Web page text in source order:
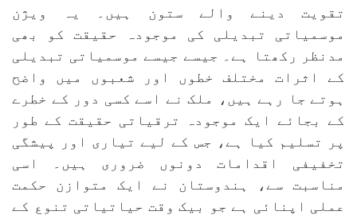
تقویت دینے والے ستون ہیں۔ یہ ویژن
موسمیاتی تبدیلی کی موجودہ حقیقت کو بھی
مدنظر رکھتا ہے۔ جیسے جیسے موسمیاتی تبدیلی
کے اثرات مختلف خطوں اور شعبوں میں واضح
ہوتے جا رہے ہیں، ملک نے اسے کسی دور کے خطرے
کے بجائے ایک موجودہ ترقیاتی حقیقت کے طور
پر تسلیم کیا ہے، جس کے لیے تیاری اور پیشگی
تخفیفی اقدامات دونوں ضروری ہیں۔ اسی
مناسبت سے، ہندوستان نے ایک متوازن حکمت
عملی اپنائی ہے جو بیک وقت حیاتیاتی تنوع کے